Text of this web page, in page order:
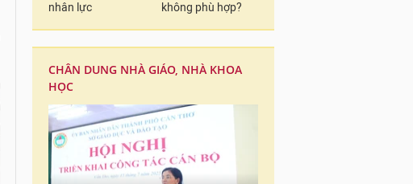
nhân lực
không phù hợp?
CHÂN DUNG NHÀ GIÁO, NHÀ KHOA
HỌC